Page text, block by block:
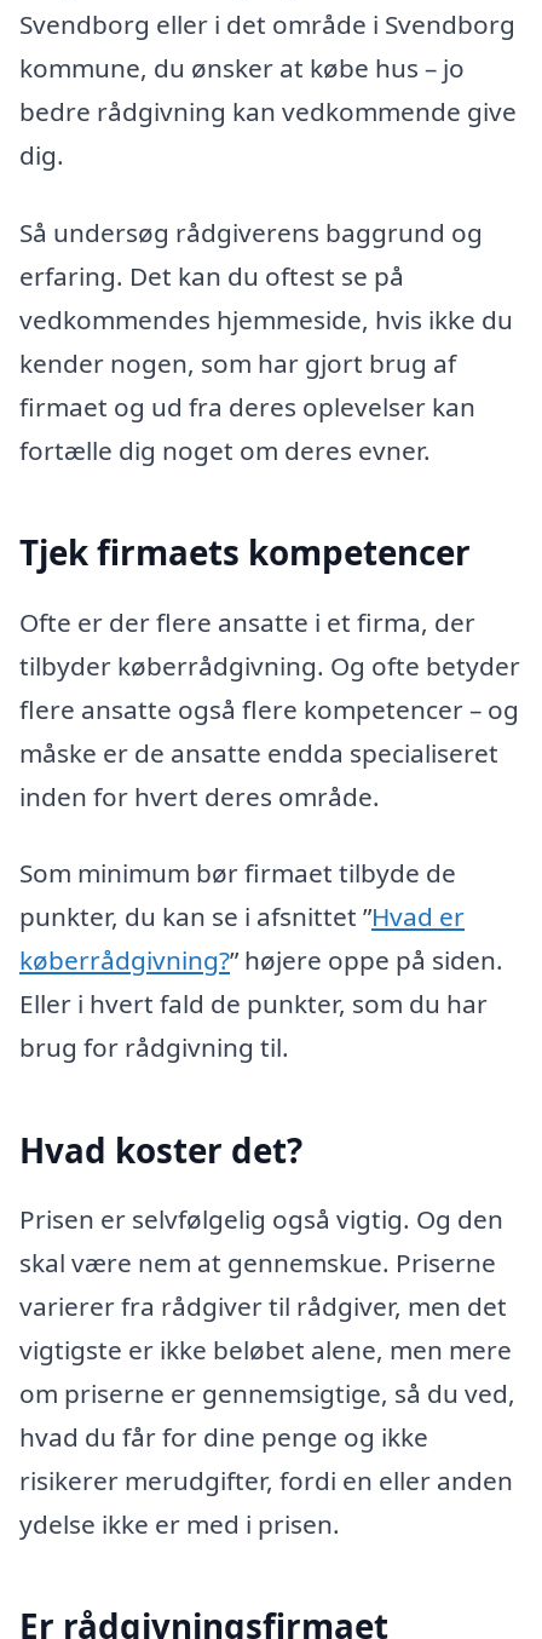
Svendborg eller i det område i Svendborg
kommune, du ønsker at købe hus – jo
bedre rådgivning kan vedkommende give
dig.
Så undersøg rådgiverens baggrund og
erfaring. Det kan du oftest se på
vedkommendes hjemmeside, hvis ikke du
kender nogen, som har gjort brug af
firmaet og ud fra deres oplevelser kan
fortælle dig noget om deres evner.
Tjek firmaets kompetencer
Ofte er der flere ansatte i et firma, der
tilbyder køberrådgivning. Og ofte betyder
flere ansatte også flere kompetencer – og
måske er de ansatte endda specialiseret
inden for hvert deres område.
Som minimum bør firmaet tilbyde de
punkter, du kan se i afsnittet ”Hvad er
køberrådgivning?” højere oppe på siden.
Eller i hvert fald de punkter, som du har
brug for rådgivning til.
Hvad koster det?
Prisen er selvfølgelig også vigtig. Og den
skal være nem at gennemskue. Priserne
varierer fra rådgiver til rådgiver, men det
vigtigste er ikke beløbet alene, men mere
om priserne er gennemsigtige, så du ved,
hvad du får for dine penge og ikke
risikerer merudgifter, fordi en eller anden
ydelse ikke er med i prisen.
Er rådgivningsfirmaet